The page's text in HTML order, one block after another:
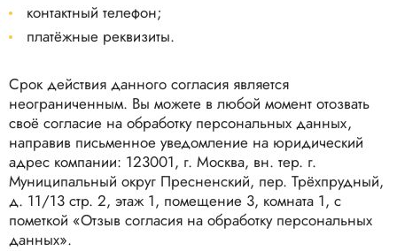
контактный телефон;
платёжные реквизиты.
Срок действия данного согласия является
неограниченным. Вы можете в любой момент отозвать
своё согласие на обработку персональных данных,
направив письменное уведомление на юридический
адрес компании: 123001, г. Москва, вн. тер. г.
Муниципальный округ Пресненский, пер. Трёхпрудный,
д. 11/13 стр. 2, этаж 1, помещение 3, комната 1, с
пометкой «Отзыв согласия на обработку персональных
данных».